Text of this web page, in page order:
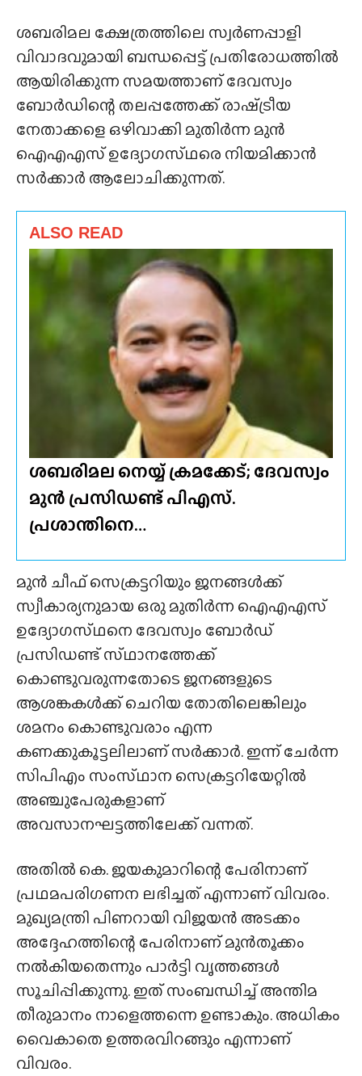
ശബരിമല ക്ഷേത്രത്തിലെ സ്വർണപ്പാളി
വിവാദവുമായി ബന്ധപ്പെട്ട് പ്രതിരോധത്തിൽ
ആയിരിക്കുന്ന സമയത്താണ് ദേവസ്വം
ബോർഡിന്റെ തലപ്പത്തേക്ക് രാഷ്‌ട്രീയ
നേതാക്കളെ ഒഴിവാക്കി മുതിർന്ന മുൻ
ഐഎഎസ് ഉദ്യോഗസ്‌ഥരെ നിയമിക്കാൻ
സർക്കാർ ആലോചിക്കുന്നത്.
ALSO READ
ശബരിമല നെയ്യ് ക്രമക്കേട്; ദേവസ്വം
മുൻ പ്രസിഡണ്ട് പിഎസ്.
പ്രശാന്തിനെ…
മുൻ ചീഫ് സെക്രട്ടറിയും ജനങ്ങൾക്ക്
സ്വീകാര്യനുമായ ഒരു മുതിർന്ന ഐഎഎസ്
ഉദ്യോഗസ്‌ഥനെ ദേവസ്വം ബോർഡ്
പ്രസിഡണ്ട് സ്‌ഥാനത്തേക്ക്‌
കൊണ്ടുവരുന്നതോടെ ജനങ്ങളുടെ
ആശങ്കകൾക്ക് ചെറിയ തോതിലെങ്കിലും
ശമനം കൊണ്ടുവരാം എന്ന
കണക്കുകൂട്ടലിലാണ് സർക്കാർ. ഇന്ന് ചേർന്ന
സിപിഎം സംസ്‌ഥാന സെക്രട്ടറിയേറ്റിൽ
അഞ്ചുപേരുകളാണ്
അവസാനഘട്ടത്തിലേക്ക് വന്നത്.
അതിൽ കെ. ജയകുമാറിന്റെ പേരിനാണ്
പ്രഥമപരിഗണന ലഭിച്ചത് എന്നാണ് വിവരം.
മുഖ്യമന്ത്രി പിണറായി വിജയൻ അടക്കം
അദ്ദേഹത്തിന്റെ പേരിനാണ് മുൻ‌തൂക്കം
നൽകിയതെന്നും പാർട്ടി വൃത്തങ്ങൾ
സൂചിപ്പിക്കുന്നു. ഇത് സംബന്ധിച്ച് അന്തിമ
തീരുമാനം നാളെത്തന്നെ ഉണ്ടാകും. അധികം
വൈകാതെ ഉത്തരവിറങ്ങും എന്നാണ്
വിവരം.